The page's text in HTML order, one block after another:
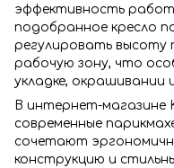
эффективность
подобранное кресло
регулировать высоту
рабочую зону, что
укладке, окрашивании
В интернет-магазине
современные
сочетают
конструкцию и